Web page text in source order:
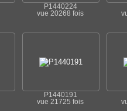
P1440224
vue 20268 fois
P1440191
vue 21725 fois